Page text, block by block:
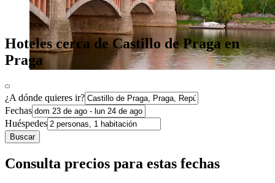
Hoteles cerca de Castillo de Praga en
Praga
¿A dónde quieres ir?
Fechas
Huéspedes
Buscar
Consulta precios para estas fechas